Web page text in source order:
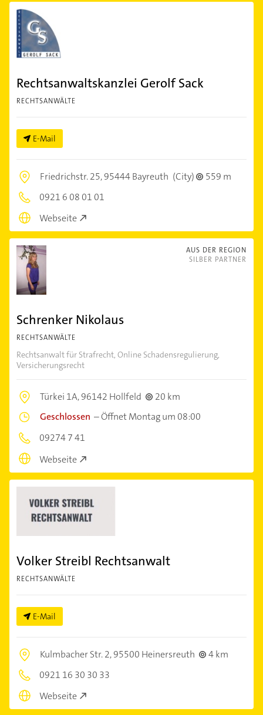
Rechtsanwaltskanzlei Gerolf Sack
RECHTSANWÄLTE
E-Mail
Friedrichstr. 25,95444 Bayreuth (City)
559 m
0921 6 08 01 01
Webseite
AUS DER REGION
SILBER PARTNER
Schrenker Nikolaus
RECHTSANWÄLTE
Rechtsanwalt für Strafrecht, Online Schadensregulierung,
Versicherungsrecht
Türkei 1A,96142 Hollfeld
20 km
Geschlossen –Öffnet Montag um 08:00
09274 7 41
Webseite
Volker Streibl Rechtsanwalt
RECHTSANWÄLTE
E-Mail
Kulmbacher Str. 2,95500 Heinersreuth
4 km
0921 16 30 30 33
Webseite